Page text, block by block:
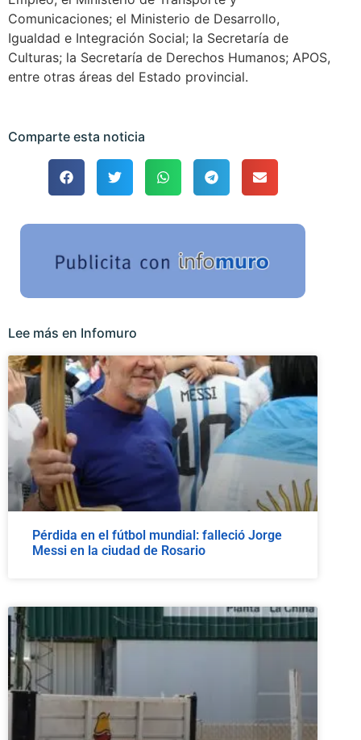
Comunicaciones; el Ministerio de Desarrollo,
Igualdad e Integración Social; la Secretaría de
Culturas; la Secretaría de Derechos Humanos; APOS,
entre otras áreas del Estado provincial.
Comparte esta noticia
Lee más en Infomuro
Pérdida en el fútbol mundial: falleció Jorge
Messi en la ciudad de Rosario